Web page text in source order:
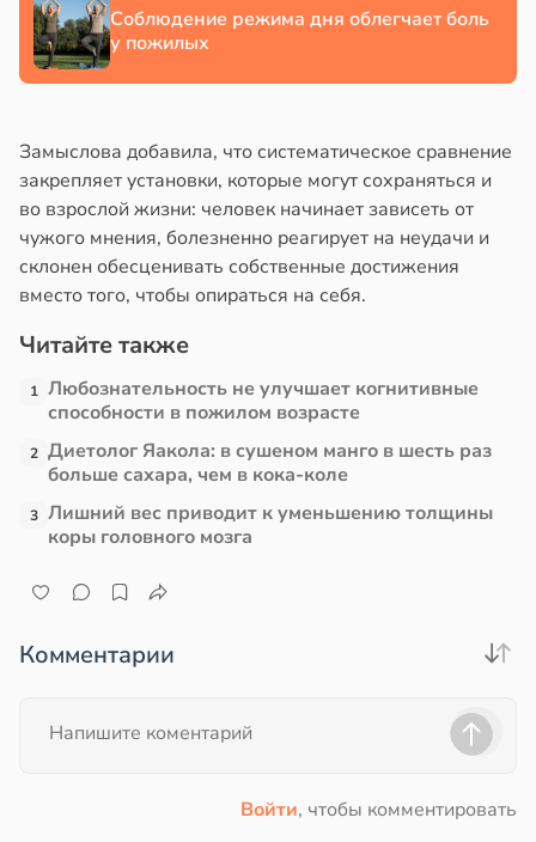
Соблюдение режима дня облегчает боль
у пожилых
Замыслова добавила, что систематическое сравнение
закрепляет установки, которые могут сохраняться и
во взрослой жизни: человек начинает зависеть от
чужого мнения, болезненно реагирует на неудачи и
склонен обесценивать собственные достижения
вместо того, чтобы опираться на себя.
Читайте также
1 Любознательность не улучшает когнитивные
способности в пожилом возрасте
2 Диетолог Яакола: в сушеном манго в шесть раз
больше сахара, чем в кока-коле
3 Лишний вес приводит к уменьшению толщины
коры головного мозга
Комментарии
Войти, чтобы комментировать